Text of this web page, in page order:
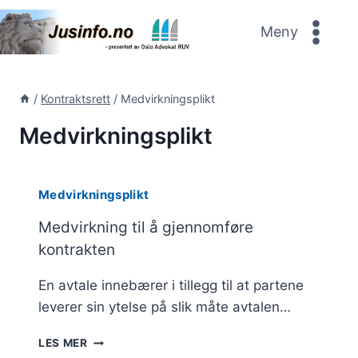
Skip
to
content
Meny
/ Kontraktsrett / Medvirkningsplikt
Medvirkningsplikt
Medvirkningsplikt
Medvirkning til å gjennomføre
kontrakten
En avtale innebærer i tillegg til at partene
leverer sin ytelse på slik måte avtalen…
LES MERMEDVIRKNING